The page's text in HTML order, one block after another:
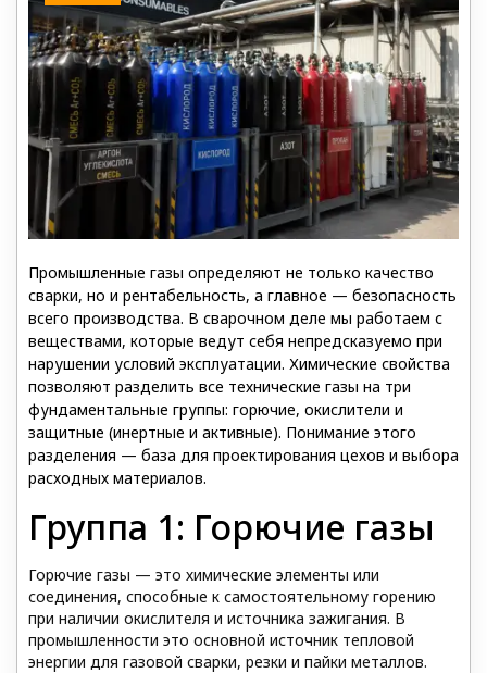
Промышленные газы определяют не только качество
сварки, но и рентабельность, а главное — безопасность
всего производства. В сварочном деле мы работаем с
веществами, которые ведут себя непредсказуемо при
нарушении условий эксплуатации. Химические свойства
позволяют разделить все технические газы на три
фундаментальные группы: горючие, окислители и
защитные (инертные и активные). Понимание этого
разделения — база для проектирования цехов и выбора
расходных материалов.
Группа 1: Горючие газы
Горючие газы — это химические элементы или
соединения, способные к самостоятельному горению
при наличии окислителя и источника зажигания. В
промышленности это основной источник тепловой
энергии для газовой сварки, резки и пайки металлов.